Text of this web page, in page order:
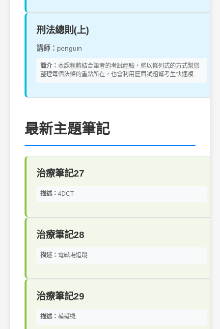
刑法總則(上)
講師： penguin
簡介： 本課程將結合筆者的考試經驗，將以條列式的方式幫您
整理每個法條的重點所在，也會利用歷屆試題幫考生快速複...
最新主題筆記
治療筆記27
描述： 4DCT
治療筆記28
描述： 電磁場追蹤
治療筆記29
描述： 模擬機